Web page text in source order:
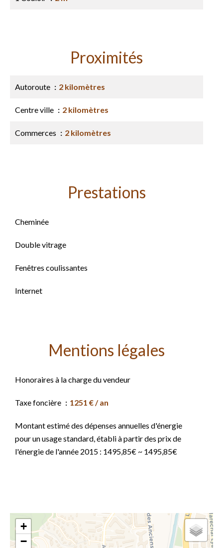
Proximités
Autoroute 2 kilomètres
Centre ville 2 kilomètres
Commerces 2 kilomètres
Prestations
Cheminée
Double vitrage
Fenêtres coulissantes
Internet
Mentions légales
Honoraires à la charge du vendeur
Taxe foncière 1251 € / an
Montant estimé des dépenses annuelles d'énergie
pour un usage standard, établi à partir des prix de
l'énergie de l'année 2015 : 1495,85€ ~ 1495,85€
+
−